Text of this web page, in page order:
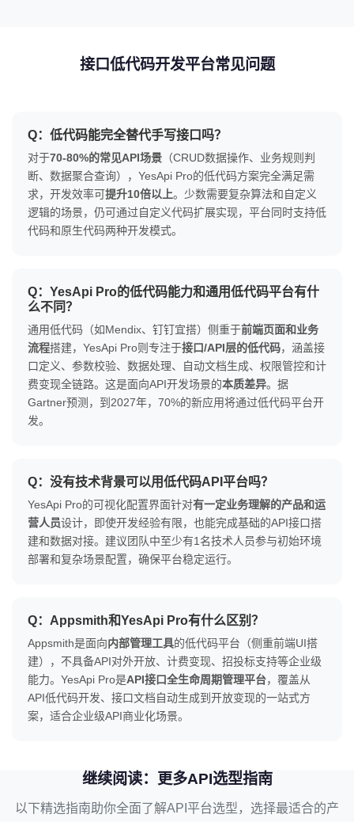
接口低代码开发平台常见问题
Q：低代码能完全替代手写接口吗？
对于70-80%的常见API场景 （CRUD数据操作、业务规则判
断、数据聚合查询），YesApi Pro的低代码方案完全满足需
求，开发效率可提升10倍以上。少数需要复杂算法和自定义
逻辑的场景，仍可通过自定义代码扩展实现，平台同时支持低
代码和原生代码两种开发模式。
Q：YesApi Pro的低代码能力和通用低代码平台有什
么不同？
通用低代码（如Mendix、钉钉宜搭）侧重于前端页面和业务
流程搭建，YesApi Pro则专注于接口/API层的低代码，涵盖接
口定义、参数校验、数据处理、自动文档生成、权限管控和计
费变现全链路。这是面向API开发场景的本质差异。据
Gartner预测，到2027年，70%的新应用将通过低代码平台开
发。
Q：没有技术背景可以用低代码API平台吗？
YesApi Pro的可视化配置界面针对有一定业务理解的产品和运
营人员设计，即使开发经验有限，也能完成基础的API接口搭
建和数据对接。建议团队中至少有1名技术人员参与初始环境
部署和复杂场景配置，确保平台稳定运行。
Q：Appsmith和YesApi Pro有什么区别？
Appsmith是面向内部管理工具的低代码平台（侧重前端UI搭
建），不具备API对外开放、计费变现、招投标支持等企业级
能力。YesApi Pro是API接口全生命周期管理平台，覆盖从
API低代码开发、接口文档自动生成到开放变现的一站式方
案，适合企业级API商业化场景。
继续阅读：更多API选型指南
以下精选指南助你全面了解API平台选型，选择最适合的产